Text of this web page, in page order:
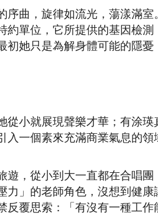
序曲，旋律如流光，蕩漾滿
約單位，它所提供的基因檢
初她只是為解身體可能的隱憂
從小就展現聲樂才華；有涂
入一個素來充滿商業氣息的領
遊，從小到大一直都在合唱
力­」的老師角色，沒想到健
反覆思索：「有沒有一種工